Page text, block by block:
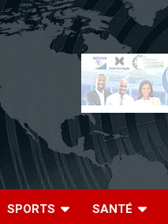
SPORTS SANTÉ